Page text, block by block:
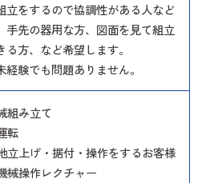
立をするので協調性がある人など
手先の器用な方、図面を見て組立
る方、など希望します。
経験でも問題ありません。
組み立て
転
立上げ・据付・操作をするお客様
械操作レクチャー